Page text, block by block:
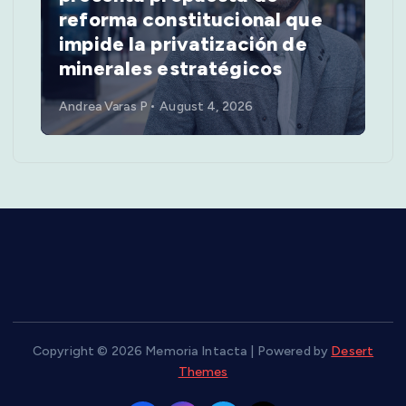
g
i
n
a
n
reforma constitucional que
impide la privatización de
minerales estratégicos
Andrea Varas P August 4, 2026
Copyright © 2026 Memoria Intacta | Powered by Desert
Themes